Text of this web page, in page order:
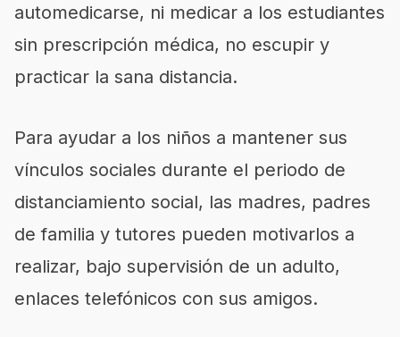
automedicarse, ni medicar a los estudiantes
sin prescripción médica, no escupir y
practicar la sana distancia.
Para ayudar a los niños a mantener sus
vínculos sociales durante el periodo de
distanciamiento social, las madres, padres
de familia y tutores pueden motivarlos a
realizar, bajo supervisión de un adulto,
enlaces telefónicos con sus amigos.